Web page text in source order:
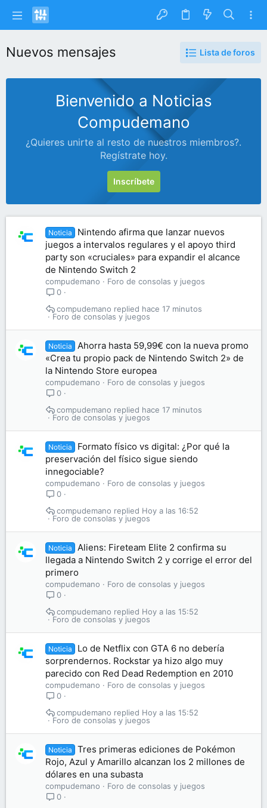
Nuevos mensajes Lista de foros
Bienvenido a Noticias
Compudemano
¿Quieres unirte al resto de nuestros miembros?.
Regístrate hoy.
Inscríbete
Noticia
Nintendo afirma que lanzar nuevos
juegos a intervalos regulares y el apoyo third
party son «cruciales» para expandir el alcance
de Nintendo Switch 2
compudemano
Foro de consolas y juegos
0
Foro de consolas y juegos
hace 17 minutos
compudemano
Noticia
Ahorra hasta 59,99€ con la nueva promo
«Crea tu propio pack de Nintendo Switch 2» de
la Nintendo Store europea
compudemano
Foro de consolas y juegos
0
Foro de consolas y juegos
hace 17 minutos
compudemano
Noticia
Formato físico vs digital: ¿Por qué la
preservación del físico sigue siendo
innegociable?
compudemano
Foro de consolas y juegos
0
Foro de consolas y juegos
Hoy a las 16:52
compudemano
Noticia
Aliens: Fireteam Elite 2 confirma su
llegada a Nintendo Switch 2 y corrige el error del
primero
compudemano
Foro de consolas y juegos
0
Foro de consolas y juegos
Hoy a las 15:52
compudemano
Noticia
Lo de Netflix con GTA 6 no debería
sorprendernos. Rockstar ya hizo algo muy
parecido con Red Dead Redemption en 2010
compudemano
Foro de consolas y juegos
0
Foro de consolas y juegos
Hoy a las 15:52
compudemano
Noticia
Tres primeras ediciones de Pokémon
Rojo, Azul y Amarillo alcanzan los 2 millones de
dólares en una subasta
compudemano
Foro de consolas y juegos
0